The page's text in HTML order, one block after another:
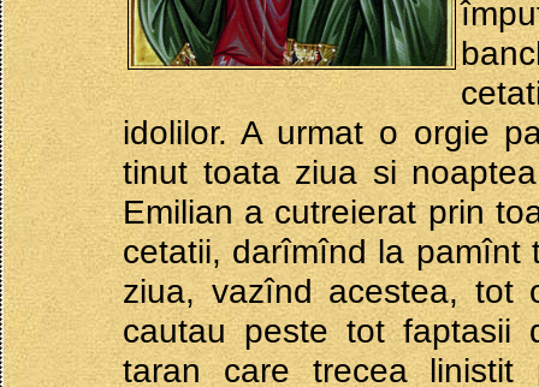
idolilor. A urmat o orgie
tinut toata ziua si
Emilian a cutreierat prin
cetatii, darîmînd la pamînt
ziua, vazînd acestea, tot
cautau peste tot faptasii
taran care trecea